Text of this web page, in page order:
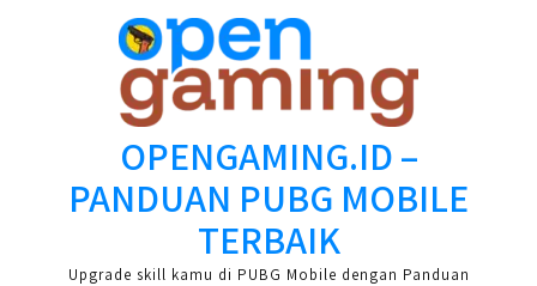
OPENGAMING.ID –
PANDUAN PUBG MOBILE
TERBAIK
Upgrade skill kamu di PUBG Mobile dengan Panduan